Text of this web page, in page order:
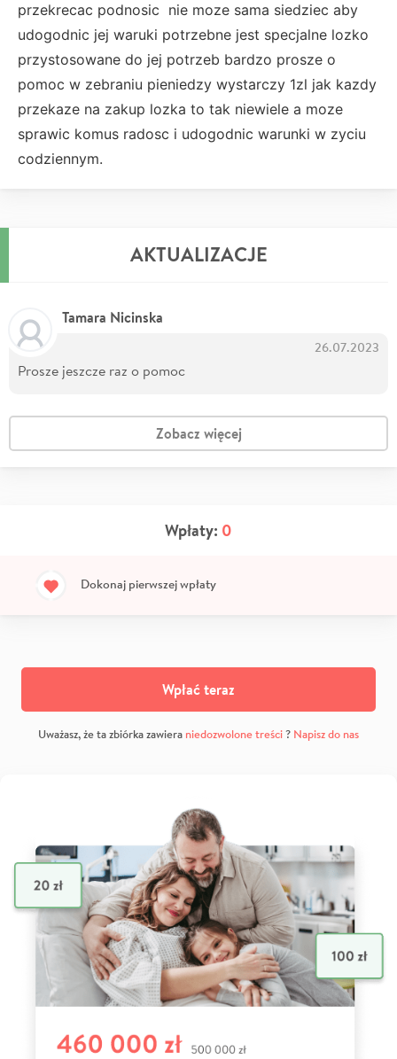
przekrecac podnosic nie moze sama siedziec aby
udogodnic jej waruki potrzebne jest specjalne lozko
przystosowane do jej potrzeb bardzo prosze o
pomoc w zebraniu pieniedzy wystarczy 1zl jak kazdy
przekaze na zakup lozka to tak niewiele a moze
sprawic komus radosc i udogodnic warunki w zyciu
codziennym.
AKTUALIZACJE
Tamara Nicinska
26.07.2023
Prosze jeszcze raz o pomoc
Zobacz więcej
Wpłaty: 0
Dokonaj pierwszej wpłaty
Wpłać teraz
Uważasz, że ta zbiórka zawiera niedozwolone treści? Napisz do nas